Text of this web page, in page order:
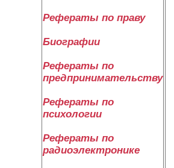
Рефераты по праву
Биографии
Рефераты по
предпринимательству
Рефераты по
психологии
Рефераты по
радиоэлектронике